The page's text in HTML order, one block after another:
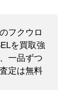
フクウロ
を買取強
一品ずつ
定は無料